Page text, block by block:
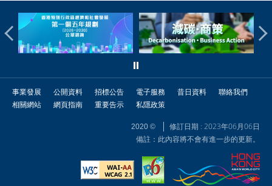
事業發展 公開資料 招標公告 電子服務 昔日資料
聯絡我們
相關網站
網頁指南 重要告示 私隱政策
2020 ©
修訂日期 : 2023年06月06日
備註：此內容將不會有進一步的更新。